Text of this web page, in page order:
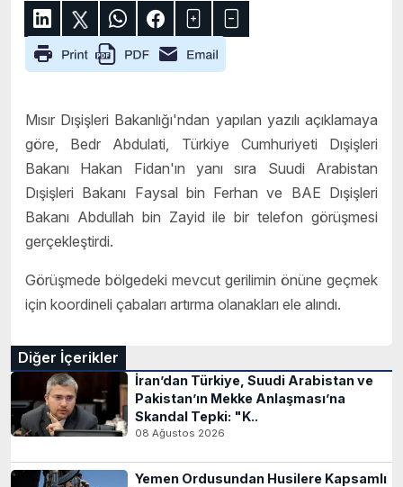
Mısır Dışişleri Bakanlığı'ndan yapılan yazılı açıklamaya
göre, Bedr Abdulati, Türkiye Cumhuriyeti Dışişleri
Bakanı Hakan Fidan'ın yanı sıra Suudi Arabistan
Dışişleri Bakanı Faysal bin Ferhan ve BAE Dışişleri
Bakanı Abdullah bin Zayid ile bir telefon görüşmesi
gerçekleştirdi.
Görüşmede bölgedeki mevcut gerilimin önüne geçmek
için koordineli çabaları artırma olanakları ele alındı.
Diğer İçerikler
İran’dan Türkiye, Suudi Arabistan ve
Pakistan’ın Mekke Anlaşması’na
Skandal Tepki: "K..
08 Ağustos 2026
Yemen Ordusundan Husilere Kapsamlı